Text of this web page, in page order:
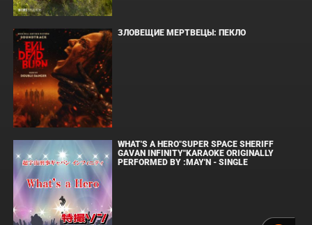
ЗЛОВЕЩИЕ МЕРТВЕЦЫ: ПЕКЛО
WHAT'S A HERO"SUPER SPACE SHERIFF
GAVAN INFINITY"KARAOKE ORIGINALLY
PERFORMED BY :MAY'N - SINGLE